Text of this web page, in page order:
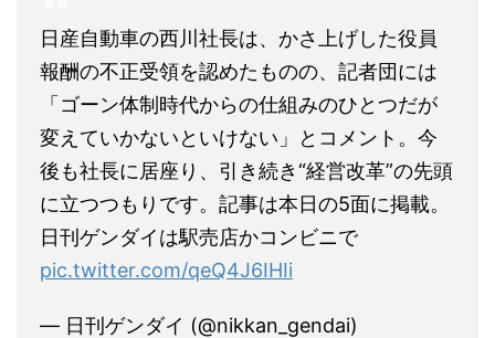
日産自動車の西川社長は、かさ上げした役員
報酬の不正受領を認めたものの、記者団には
「ゴーン体制時代からの仕組みのひとつだが
変えていかないといけない」とコメント。今
後も社長に居座り、引き続き“経営改革”の先頭
に立つつもりです。記事は本日の5面に掲載。
日刊ゲンダイは駅売店かコンビニで
pic.twitter.com/qeQ4J6IHIi
— 日刊ゲンダイ (@nikkan_gendai)